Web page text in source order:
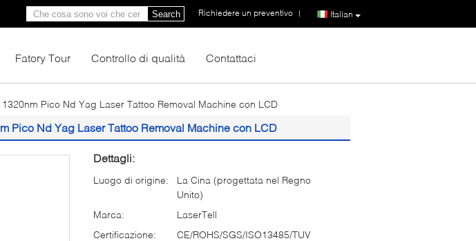
Italian
Richiedere un preventivo |
Search
Fatory Tour Controllo di qualità Contattaci
Pico Nd Yag Laser Tattoo Removal Machine con LCD
Pico Nd Yag Laser Tattoo Removal Machine con LCD
Dettagli:
Luogo di origine:
La Cina (progettata nel Regno
Unito)
Marca:
LaserTell
Certificazione:
CE/ROHS/SGS/ISO13485/TUV